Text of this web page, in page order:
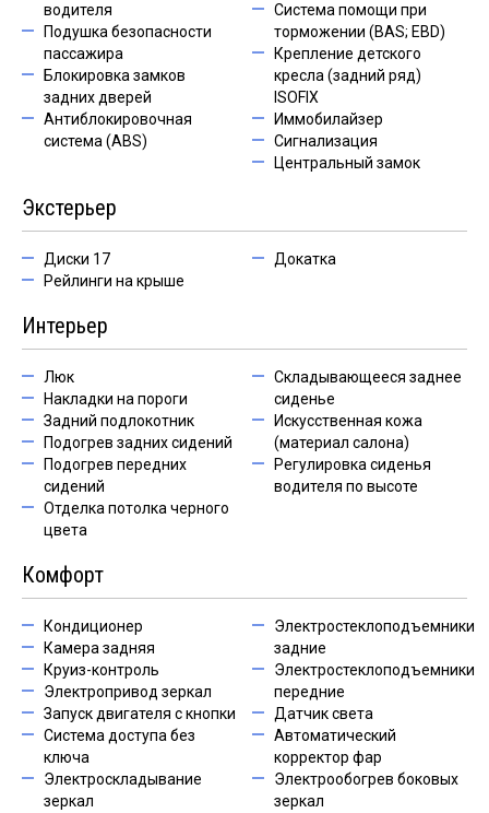
водителя
Подушка безопасности
пассажира
Блокировка замков
задних дверей
Антиблокировочная
система (ABS)
Система помощи при
торможении (BAS; EBD)
Крепление детского
кресла (задний ряд)
ISOFIX
Иммобилайзер
Сигнализация
Центральный замок
Экстерьер
Диски 17
Рейлинги на крыше
Докатка
Интерьер
Люк
Накладки на пороги
Задний подлокотник
Подогрев задних сидений
Подогрев передних
сидений
Отделка потолка черного
цвета
Складывающееся заднее
сиденье
Искусственная кожа
(материал салона)
Регулировка сиденья
водителя по высоте
Комфорт
Кондиционер
Камера задняя
Круиз-контроль
Электропривод зеркал
Запуск двигателя с кнопки
Система доступа без
ключа
Электроскладывание
зеркал
Электростеклоподъемники
задние
Электростеклоподъемники
передние
Датчик света
Автоматический
корректор фар
Электрообогрев боковых
зеркал